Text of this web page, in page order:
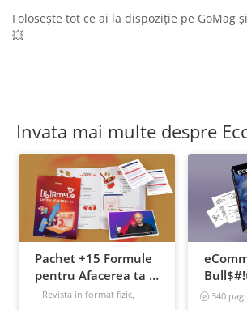
Folosește tot ce ai la dispoziție pe GoMag
💥
Invata mai multe despre
Pachet +15 Formule
pentru Afacerea ta +
Prompt-uri dedicate
Revista in format fizic,
340